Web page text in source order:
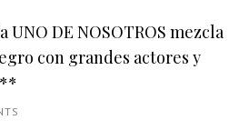
DE NOSOTROS mezcla
con grandes actores y